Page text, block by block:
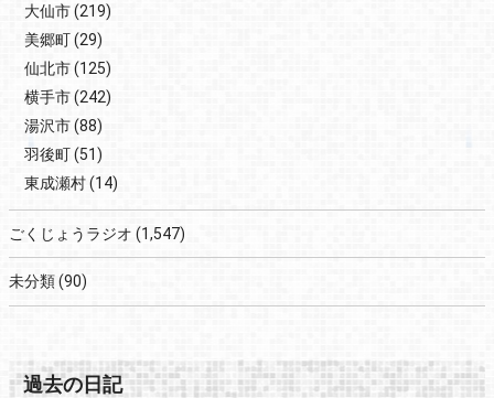
大仙市(219)
美郷町(29)
仙北市(125)
横手市(242)
湯沢市(88)
羽後町(51)
東成瀬村(14)
ごくじょうラジオ (1,547)
未分類(90)
過去の日記